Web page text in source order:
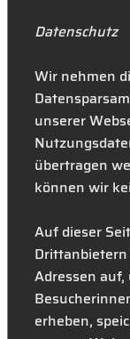
Datenschutz
Wir nehmen
unserer
übertragen
können wir
Auf dieser
Adressen
erheben,